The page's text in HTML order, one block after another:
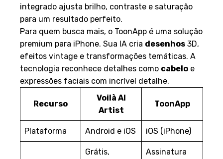
integrado ajusta brilho, contraste e saturação
para um resultado perfeito.
Para quem busca mais, o ToonApp é uma solução
premium para iPhone. Sua IA cria desenhos 3D,
efeitos vintage e transformações temáticas. A
tecnologia reconhece detalhes como cabelo e
expressões faciais com incrível detalhe.
Recurso
Voilà AI
Artist
ToonApp
Plataforma Android e iOS iOS (iPhone)
Grátis,
Assinatura